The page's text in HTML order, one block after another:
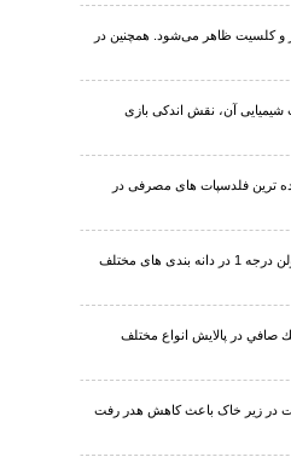
و کلسیت ظاهر می‌شود. همچنین در
آن، نقش اندکی بازی
ترین فلدسپات های مصرفی در
فروش کائولن درجه 1 شرکت معدنی زمین کاو تولید کننده کائولن درجه 1 در دانه بندی های مختلف
صافي در پالايش انواع مختلف
در زیر خاک باعث کاهش هدر رفت